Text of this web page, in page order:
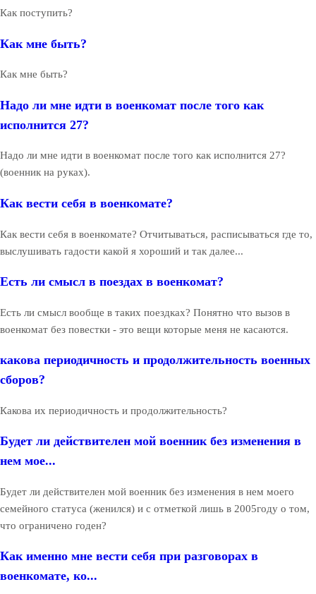
Как поступить?
Как мне быть?
Как мне быть?
Надо ли мне идти в военкомат после того как
исполнится 27?
Надо ли мне идти в военкомат после того как исполнится 27?
(военник на руках).
Как вести себя в военкомате?
Как вести себя в военкомате? Отчитываться, расписываться где то,
выслушивать гадости какой я хороший и так далее...
Есть ли смысл в поездах в военкомат?
Есть ли смысл вообще в таких поездках? Понятно что вызов в
военкомат без повестки - это вещи которые меня не касаются.
какова периодичность и продолжительность военных
сборов?
Какова их периодичность и продолжительность?
Будет ли действителен мой военник без изменения в
нем мое...
Будет ли действителен мой военник без изменения в нем моего
семейного статуса (женился) и с отметкой лишь в 2005году о том,
что ограничено годен?
Как именно мне вести себя при разговорах в
военкомате, ко...